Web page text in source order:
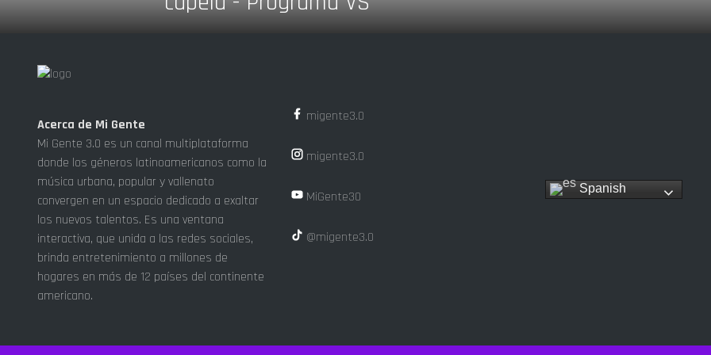
Acerca de Mi Gente
Mi Gente 3.0 es un canal multiplataforma
donde los géneros latinoamericanos como la
música urbana, popular y vallenato
convergen en un espacio dedicado a exaltar
los nuevos talentos. Es una ventana
interactiva, que unida a las redes sociales,
brinda entretenimiento a millones de
hogares en más de 12 países del continente
americano.
migente3.0
migente3.0
MiGente30
@migente3.0
Spanish